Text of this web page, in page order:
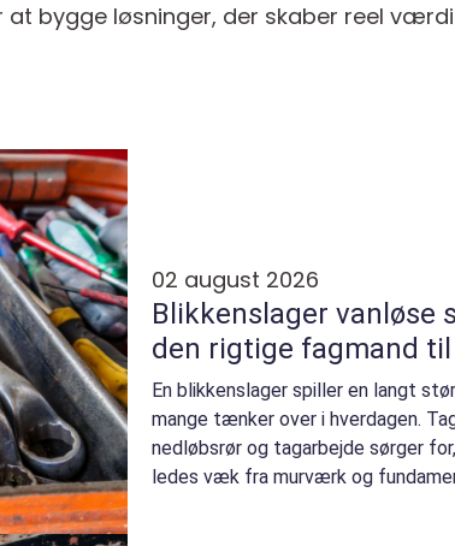
bygge løsninger, der skaber reel
02 august 2026
Blikkenslager vanløse sådan vælger du
den rigtige fagmand
En blikkenslager spiller en langt
mange tænker over i hverdagen.
nedløbsrør og tagarbejde sørger
ledes væk fra murværk og